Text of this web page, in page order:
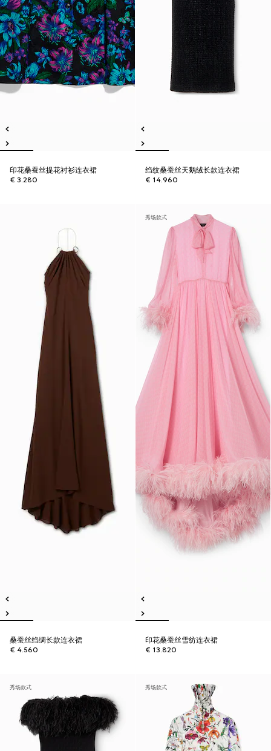
印花桑蚕丝提花衬衫连衣裙
€ 3.280
绉纹桑蚕丝天鹅绒长款连衣裙
€ 14.960
桑蚕丝绉绸长款连衣裙
€ 4.560
秀场款式
印花桑蚕丝雪纺连衣裙
€ 13.820
秀场款式 秀场款式